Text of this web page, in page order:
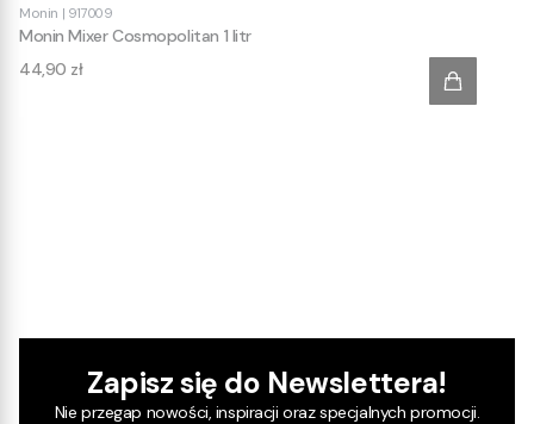
Monin | 917009
Monin Mixer Cosmopolitan 1 litr
Cena
44,90 zł
Zapisz się do Newslettera!
Nie przegap nowości, inspiracji oraz specjalnych promocji.